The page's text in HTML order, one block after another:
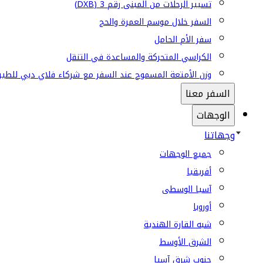
تسيير الرحلات من المبنى رقم 3 (DXB)
السفر خلال موسم العمرة والحج
سفر الأم الحامل
الكراسي المتحركة والمساعدة في التنقل
وزن الأمتعة المسموح عند السفر مع شركاء فلاي دبي
السفر معنا
الوجهات
وجهاتنا
جميع الوجهات
أفريقيا
آسيا الوسطى
أوروبا
شبه القارة الهندية
الشرق الأوسط
جنوب شرق آسيا